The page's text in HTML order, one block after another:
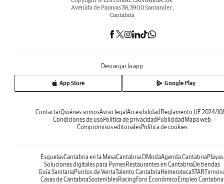
Avenida de Parayas 38, 39011 Santander ,
Cantabria
Descargar la app
App Store Google Play
ContactarQuiénes somosAviso legal Accesibilidad Reglamento UE 2024/
Condiciones de uso Política de privacidad Publicidad Mapa web
Compromisos editorialesPolítica de cookies
EsquelasCantabria en la MesaCantabria DModaAgenda Cantabria Playas
Soluciones digitales para PymesRestaurantes en Cantabria De tiendas
Guía Sanitaria Puntos de VentaTalento Cantabria Hemeroteca
Casas de CantabriaSosteniblesRacing Foro Económico Empleo Cantabria